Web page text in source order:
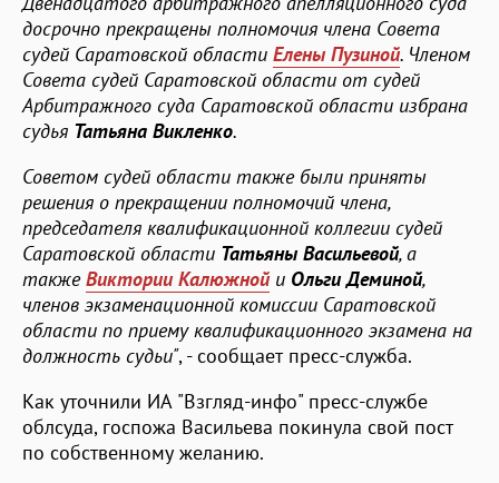
досрочно прекращены полномочия члена Совета
судей Саратовской области Елены Пузиной. Членом
Совета судей Саратовской области от судей
Арбитражного суда Саратовской области избрана
судья Татьяна Викленко.
Советом судей области также были приняты
решения о прекращении полномочий члена,
председателя квалификационной коллегии судей
Саратовской области Татьяны Васильевой, а
такжеВиктории Калюжнойи Ольги Деминой,
членов экзаменационной комиссии Саратовской
области по приему квалификационного экзамена на
должность судьи", - сообщает пресс-служба.
Как уточнили ИА "Взгляд-инфо" пресс-службе
облсуда, госпожа Васильева покинула свой пост
по собственному желанию.